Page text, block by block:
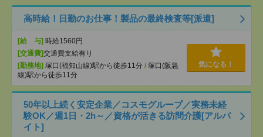
高時給！日勤のお仕事！製品の最終検査等[派遣]
[給 与] 時給1560円
[交通費]交通費支給有り
[勤務地] 塚口(福知山線)駅から徒歩11分 / 塚口(阪急
線)駅から徒歩11分
気になる！
50年以上続く安定企業／コスモグループ／実務未経
験OK／週1日・2h～／資格が活きる訪問介護[アルバ
イト]